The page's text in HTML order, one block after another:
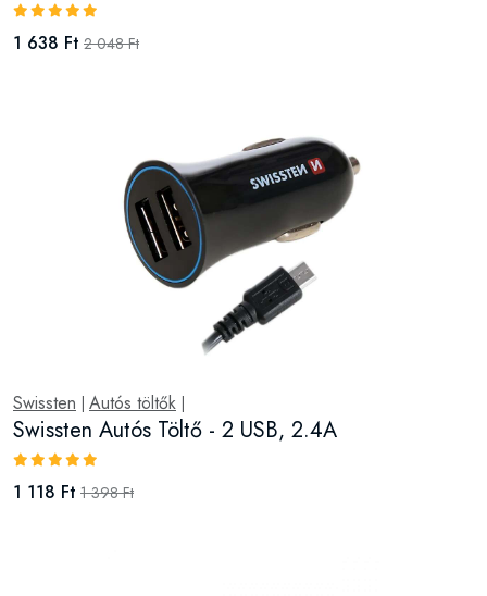
1 638 Ft 2 048 Ft
Swissten | Autós töltők |
Swissten Autós Töltő - 2 USB, 2.4A
1 118 Ft 1 398 Ft